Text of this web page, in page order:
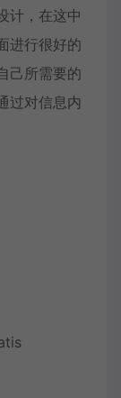
计，在这中
进行很好的
己所需要的
过对信息内